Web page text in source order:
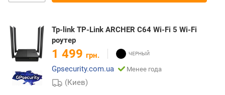
Tp-link TP-Link ARCHER C64 Wi-Fi 5 Wi-Fi
роутер
1 499 грн.
Gpsecurity.com.ua
Менее года
(Киев)